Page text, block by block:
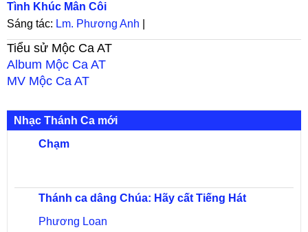
Tình Khúc Mân Côi
Sáng tác: Lm. Phương Anh
Tiểu sử Mộc Ca AT
Album Mộc Ca AT
MV Mộc Ca AT
Nhạc Thánh Ca mới
Chạm
Thánh ca dâng Chúa: Hãy cất Tiếng Hát
Phương Loan